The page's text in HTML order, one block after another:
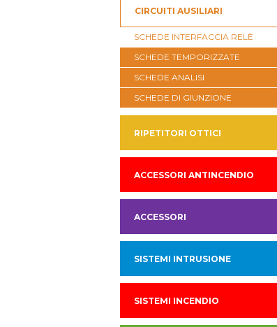
CIRCUITI AUSILIARI
SCHEDE INTERFACCIA RELÈ
SCHEDE TEMPORIZZATE
SCHEDE ANALISI
SCHEDE DI GIUNZIONE
RIPETITORI OTTICI
ACCESSORI ANTINCENDIO
ACCESSORI
SISTEMI INTRUSIONE
SISTEMI INCENDIO